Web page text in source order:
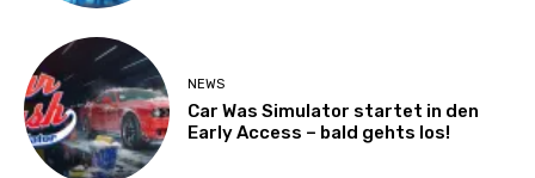
NEWS
Car Was Simulator startet in den
Early Access – bald gehts los!